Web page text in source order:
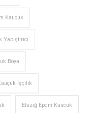
Kaucuk
Boya
İşçilik
Elazığ Epdm Kaucuk